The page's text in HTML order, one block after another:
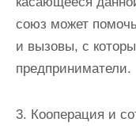
союз может
и вызовы, с
предприниматели.
3. Кооперация и